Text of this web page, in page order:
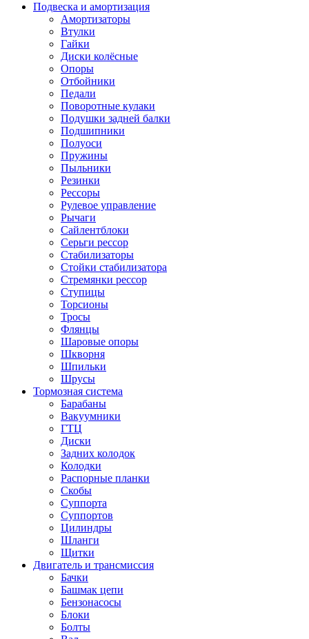
Подвеска и амортизация
Амортизаторы
Втулки
Гайки
Диски колёсные
Опоры
Отбойники
Педали
Поворотные кулаки
Подушки задней балки
Подшипники
Полуоси
Пружины
Пыльники
Резинки
Рессоры
Рулевое управление
Рычаги
Сайлентблоки
Серьги рессор
Стабилизаторы
Стойки стабилизатора
Стремянки рессор
Ступицы
Торсионы
Тросы
Флянцы
Шаровые опоры
Шкворня
Шпильки
Шрусы
Тормозная система
Барабаны
Вакуумники
ГТЦ
Диски
Задних колодок
Колодки
Распорные планки
Скобы
Суппорта
Суппортов
Цилиндры
Шланги
Щитки
Двигатель и трансмиссия
Бачки
Башмак цепи
Бензонасосы
Блоки
Болты